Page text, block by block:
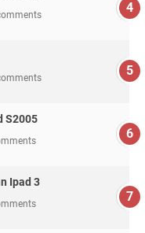
S2005
Ipad 3